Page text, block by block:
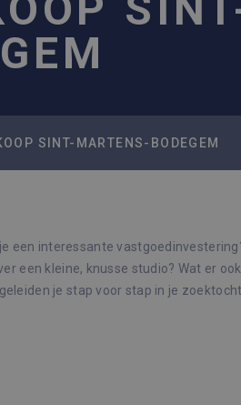
SINT-MARTENS-BODEGEM
een interessante
een kleine, knusse studio? Wat er
je stap voor stap in je